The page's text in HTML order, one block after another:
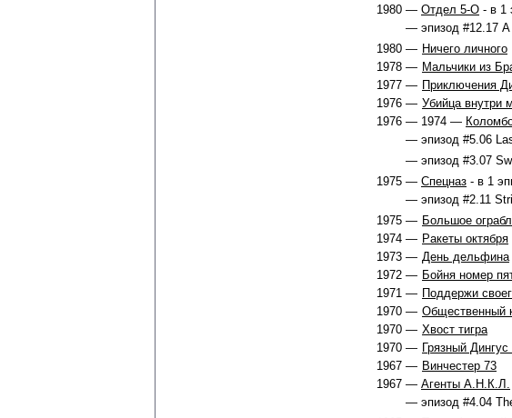
1980 — Отдел 5-O - в 1
— эпизод #12.17 A
1980 — Ничего личного
1978 — Мальчики из
1977 — Приключения
1976 — Убийца внутри
1976 — 1974 —
— эпизод #5.06
— эпизод #3.07
1975 — Спецназ - в 1
— эпизод #2.11
1975 — Большое
1974 — Ракеты октября
1973 — День дельфина
1972 — Бойня номер
1971 — Поддержи
1970 — Общественный
1970 — Хвост тигра
1970 — Грязный
1967 — Винчестер 73
1967 — Агенты А.Н.К.Л.
— эпизод #4.04